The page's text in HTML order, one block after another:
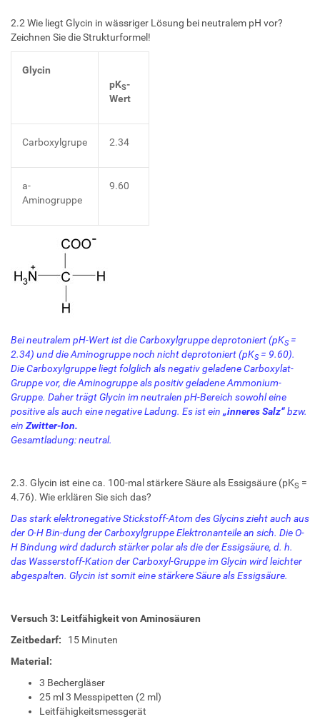
2.2 Wie liegt Glycin in wässriger Lösung bei neutralem pH vor?
Zeichnen Sie die Strukturformel!
Glycin
pKS-
Wert
Carboxylgrupe 2.34
a-
Aminogruppe
9.60
Bei neutralem pH-Wert ist die Carboxylgruppe deprotoniert (pKS=
2.34) und die Aminogruppe noch nicht deprotoniert (pKS= 9.60).
Die Carboxylgruppe liegt folglich als negativ geladene Carboxylat-
Gruppe vor, die Aminogruppe als positiv geladene Ammonium-
Gruppe. Daher trägt Glycin im neutralen pH-Bereich sowohl eine
positive als auch eine negative Ladung. Es ist ein „inneres Salz“bzw.
ein Zwitter-Ion.
Gesamtladung: neutral.
2.3. Glycin ist eine ca. 100-mal stärkere Säure als Essigsäure (pKS =
4.76). Wie erklären Sie sich das?
Das stark elektronegative Stickstoff-Atom des Glycins zieht auch aus
der O-H Bin-dung der Carboxylgruppe Elektronanteile an sich. Die O-
H Bindung wird dadurch stärker polar als die der Essigsäure, d. h.
das Wasserstoff-Kation der Carboxyl-Gruppe im Glycin wird leichter
abgespalten. Glycin ist somit eine stärkere Säure als Essigsäure.
Versuch 3: Leitfähigkeit von Aminosäuren
Zeitbedarf:
15 Minuten
Material:
3 Bechergläser
25 ml 3 Messpipetten (2 ml)
Leitfähigkeitsmessgerät